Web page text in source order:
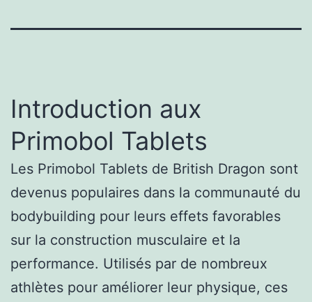
Introduction aux
Primobol Tablets
Les Primobol Tablets de British Dragon sont
devenus populaires dans la communauté du
bodybuilding pour leurs effets favorables
sur la construction musculaire et la
performance. Utilisés par de nombreux
athlètes pour améliorer leur physique, ces